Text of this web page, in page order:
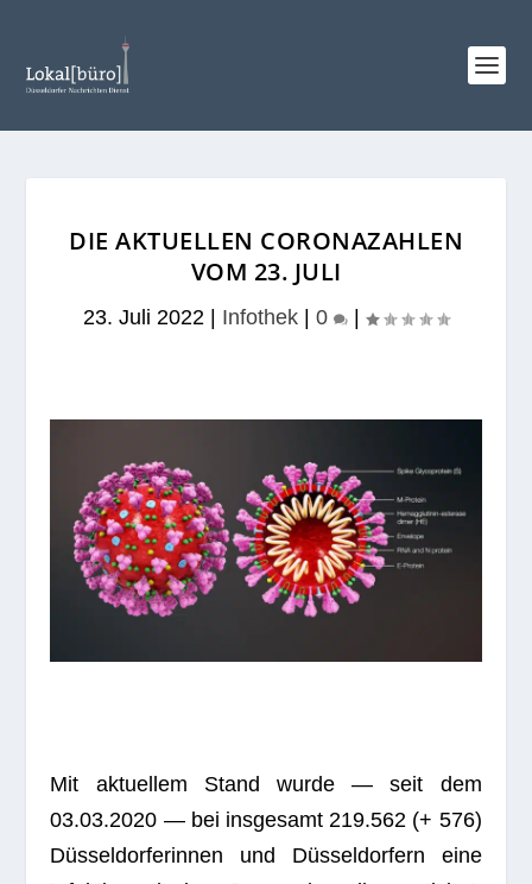
DIE AKTUELLEN CORONAZAHLEN
VOM 23. JULI
23. Juli 2022 Infothek 0
Mit aktu­el­lem Stand wurde — seit dem
03.03.2020 — bei ins­ge­samt 219.562 (+ 576)
Düs­sel­dor­fe­rin­nen und Düs­sel­dor­fern eine